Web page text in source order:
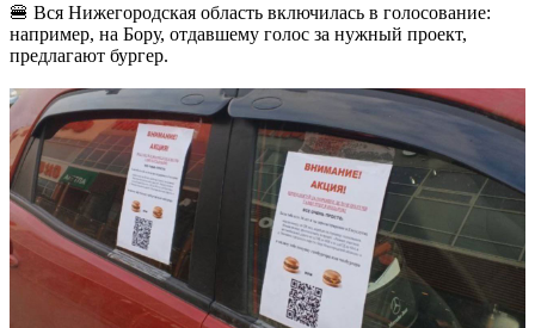
🍔 Вся Нижегородская область включилась в голосование:
например, на Бору, отдавшему голос за нужный проект,
предлагают бургер.